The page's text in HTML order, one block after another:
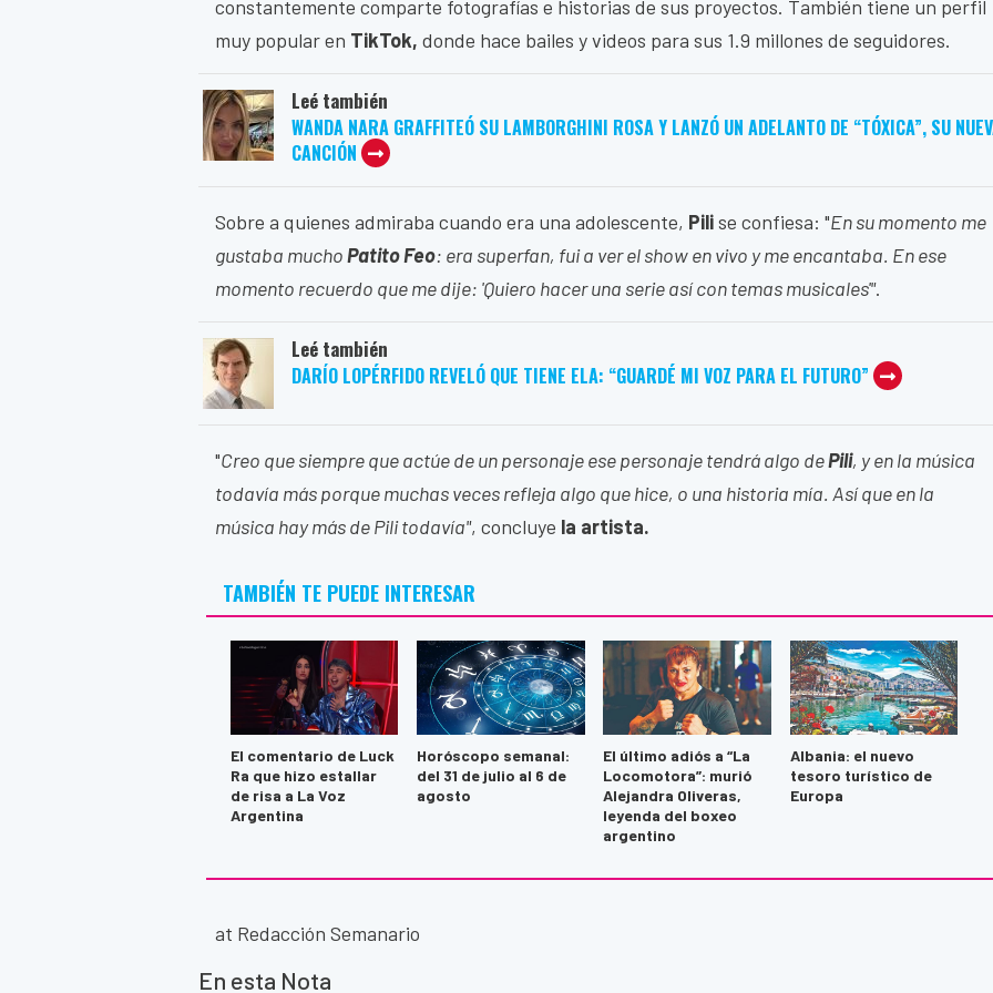
constantemente comparte fotografías e historias de sus proyectos. También tiene un perfil
muy popular en TikTok, donde hace bailes y videos para sus 1.9 millones de seguidores.
Leé también
WANDA NARA GRAFFITEÓ SU LAMBORGHINI ROSA Y LANZÓ UN ADELANTO DE “TÓXICA”, SU
CANCIÓN
Sobre a quienes admiraba cuando era una adolescente, Pilise confiesa: "En su momento me
gustaba muchoPatito Feo: era superfan, fui a ver el show en vivo y me encantaba. En ese
momento recuerdo que me dije: 'Quiero hacer una serie así con temas musicales'".
Leé también
DARÍO LOPÉRFIDO REVELÓ QUE TIENE ELA: “GUARDÉ MI VOZ PARA EL FUTURO”
"Creo que siempre que actúe de un personaje ese personaje tendrá algo dePili, y en la música
todavía más porque muchas veces refleja algo que hice, o una historia mía. Así que en la
música hay más de Pili todavía", concluye la artista.
TAMBIÉN TE PUEDE INTERESAR
El comentario de Luck
Ra que hizo estallar
de risa a La Voz
Argentina
Horóscopo semanal:
del 31 de julio al 6 de
agosto
El último adiós a “La
Locomotora”: murió
Alejandra Oliveras,
leyenda del boxeo
argentino
Albania: el nuevo
tesoro turístico de
Europa
at Redacción Semanario
En esta Nota